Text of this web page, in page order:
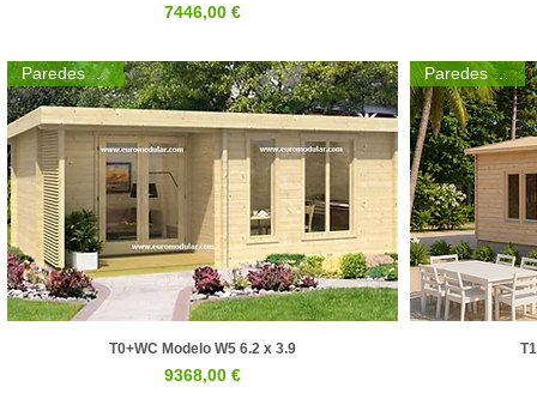
Preço
7446,00 €
Visualização rápida
Paredes 44mm
T0+WC Modelo W5 6.2 x 3.9
Preço
9368,00 €
Paredes 44mm